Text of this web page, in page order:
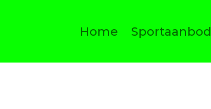
Home Sportaanbod